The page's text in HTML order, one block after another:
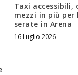
Taxi accessibili,
mezzi in più per
serate in Arena
16 Luglio 2026